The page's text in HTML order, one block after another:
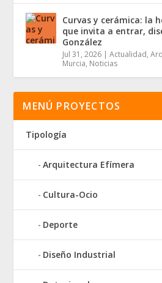
Curvas y cerámica: la
que invita a entrar,
González
Jul 31, 2026 |Actualidad,
Murcia, Noticias
MENÚ PROYECTOS
Tipología
Arquitectura Efímera
Cultura-Ocio
Deporte
Diseño Industrial